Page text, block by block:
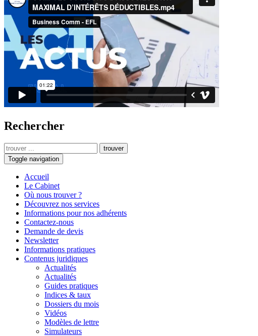
Rechercher
trouver
Toggle navigation
Accueil
Le Cabinet
Où nous trouver ?
Découvrez nos services
Informations pour nos adhérents
Contactez-nous
Demande de devis
Newsletter
Informations pratiques
Contenus juridiques
Actualités
Actualités
Guides pratiques
Indices & taux
Dossiers du mois
Vidéos
Modèles de lettre
Simulateurs